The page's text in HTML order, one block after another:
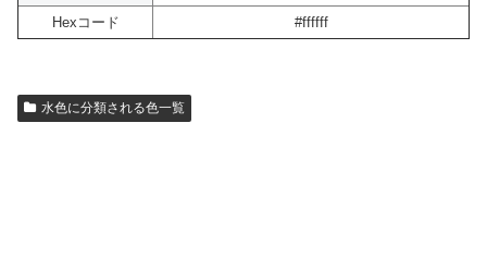
Hexコード #ffffff
水色に分類される色一覧